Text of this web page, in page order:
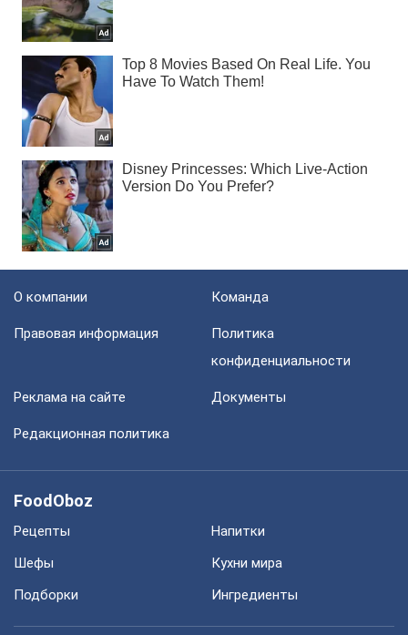
О компании Команда
Правовая информация
Политика
конфиденциальности
Реклама на сайте Документы
Редакционная политика
FoodOboz
Рецепты
Напитки
Шефы
Кухни мира
Подборки
Ингредиенты